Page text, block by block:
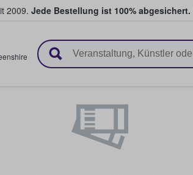
2009. Jede Bestellung ist 100% abgesichert.